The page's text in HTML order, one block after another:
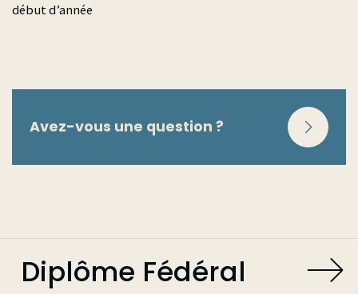
début d’année
Avez-vous une question ?
Diplôme Fédéral